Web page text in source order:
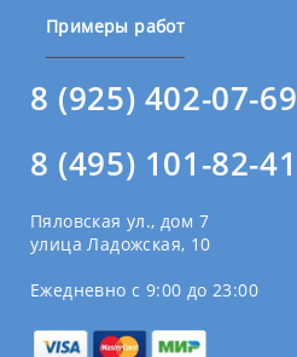
Примеры работ
8 (925) 402-07-69
8 (495) 101-82-41
Пяловская ул., дом 7
улица Ладожская, 10
Ежедневно с 9:00 до 23:00